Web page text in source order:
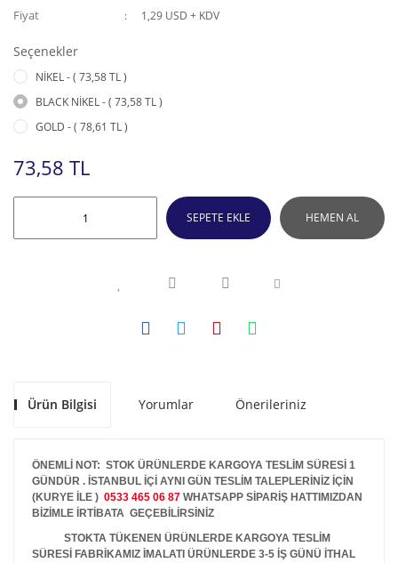
Fiyat 1,29 USD + KDV
Seçenekler
NİKEL - ( 73,58 TL )
BLACK NİKEL - ( 73,58 TL )
GOLD - ( 78,61 TL )
73,58 TL
SEPETE EKLE HEMEN AL
Ürün Bilgisi Yorumlar Önerileriniz
ÖNEMLİ NOT: STOK ÜRÜNLERDE KARGOYA TESLİM SÜRESİ 1
GÜNDÜR . İSTANBUL İÇİ AYNI GÜN TESLİM TALEPLERİNİZ İÇİN
(KURYE İLE ) 0533 465 06 87 WHATSAPP SİPARİŞ HATTIMIZDAN
BİZİMLE İRTİBATA GEÇEBİLİRSİNİZ
STOKTA TÜKENEN ÜRÜNLERDE KARGOYA TESLİM
SÜRESİ FABRİKAMIZ İMALATI ÜRÜNLERDE 3-5 İŞ GÜNÜ İTHAL